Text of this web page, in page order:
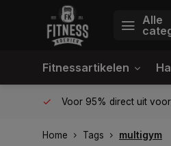
Alle
Fitnessartikelen
Voor 95% direct uit
Home Tags multigym